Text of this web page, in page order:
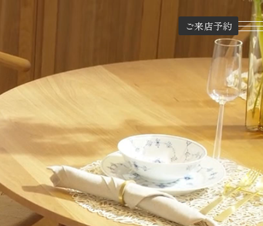
ご来店予約
COURAGE HOUSEクラージュハウス
コーディネート実例
WORKS by COURAGE HOUSE建築実例
SHOPSショップ紹介
SELECTED BRANDSブランド紹介